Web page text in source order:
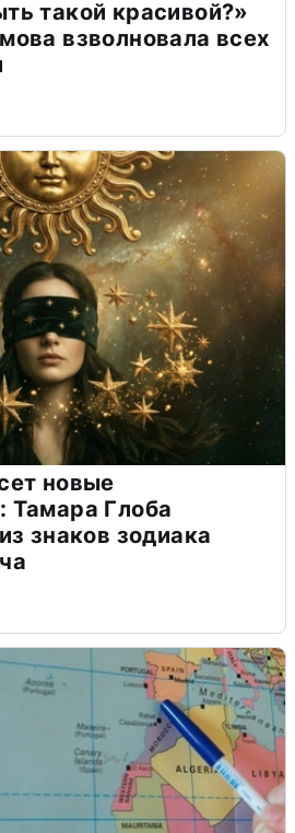
такой красивой?»
взволновала всех
новые
Тамара Глоба
знаков зодиака